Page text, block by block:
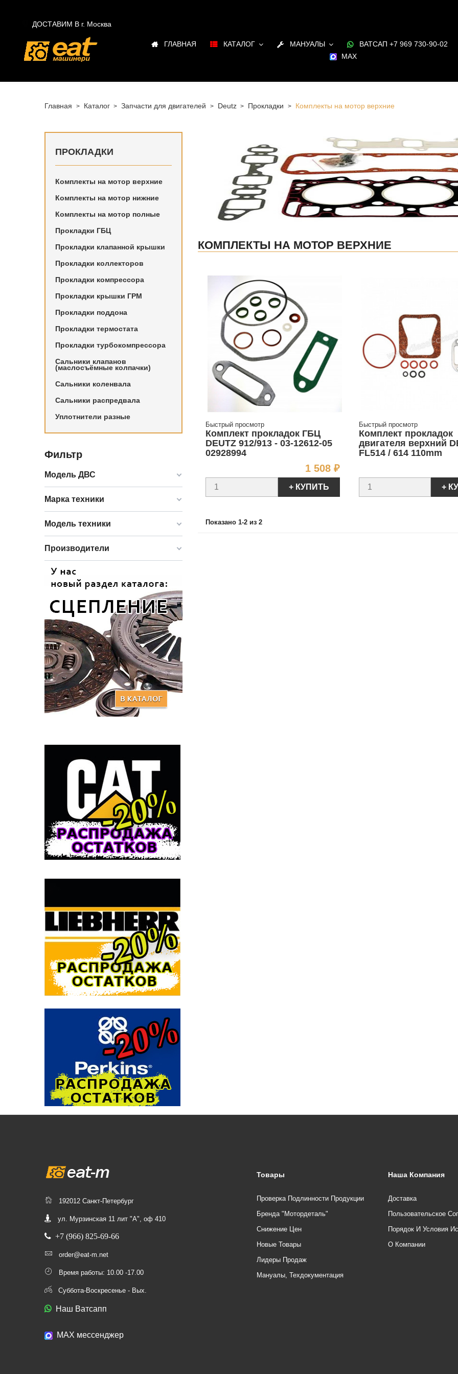
ДОСТАВИМ В г. Москва
ГЛАВНАЯ КАТАЛОГ МАНУАЛЫ ВАТСАП +7 969 730-90-02
MAX
Главная Каталог Запчасти для двигателей Deutz Прокладки Комплекты на мотор верхние
ПРОКЛАДКИ
Комплекты на мотор верхние
Комплекты на мотор нижние
Комплекты на мотор полные
Прокладки ГБЦ
Прокладки клапанной крышки
Прокладки коллекторов
Прокладки компрессора
Прокладки крышки ГРМ
Прокладки поддона
Прокладки термостата
Прокладки турбокомпрессора
Сальники клапанов
(маслосъёмные колпачки)
Сальники коленвала
Сальники распредвала
Уплотнители разные
Фильтр
Модель ДВС
Марка техники
Модель техники
Производители
Купить в Санкт-Петербурге Комплекты на мотор верхние для
двигателя Deutz в наличии и под заказ
КОМПЛЕКТЫ НА МОТОР ВЕРХНИЕ
Быстрый просмотр
Комплект прокладок ГБЦ
DEUTZ 912/913 - 03-12612-05
02928994
1 508 ₽Цена
+ КУПИТЬ
Быстрый просмотр
Комплект прокладок
двигателя верхний
FL514 / 614 110mm
+
Показано 1-2 из 2
192012 Санкт-Петербург
ул. Мурзинская 11 лит "А", оф 410
+7 (966) 825-69-66
order@eat-m.net
Время работы: 10.00 -17.00
Суббота-Воскресенье - Вых.
Наш Ватсапп
МАХ мессенджер
Товары
Проверка Подлинности Продукции
Бренда "Мотордеталь"
Снижение Цен
Новые Товары
Лидеры Продаж
Мануалы, Техдокументация
Наша Компания
Доставка
Пользовательское
Порядок И Условия
О Компании